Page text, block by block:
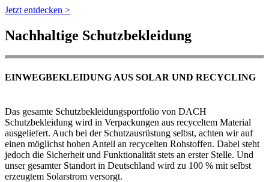
Jetzt entdecken >
Nachhaltige Schutzbekleidung
EINWEGBEKLEIDUNG AUS SOLAR UND RECYCLING
Das gesamte Schutzbekleidungsportfolio von DACH
Schutzbekleidung wird in Verpackungen aus recyceltem Material
ausgeliefert. Auch bei der Schutzausrüstung selbst, achten wir auf
einen möglichst hohen Anteil an recycelten Rohstoffen. Dabei steht
jedoch die Sicherheit und Funktionalität stets an erster Stelle. Und
unser gesamter Standort in Deutschland wird zu 100 % mit selbst
erzeugtem Solarstrom versorgt.